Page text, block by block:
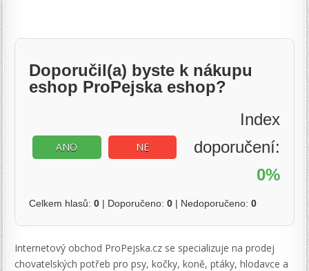
Doporučil(a) byste k nákupu
eshop ProPejska eshop?
ANO NE
Index
doporučení:
0%
Celkem hlasů:0 | Doporučeno:0 | Nedoporučeno:0
Internetový obchod ProPejska.cz se specializuje na prodej
chovatelských potřeb pro psy, kočky, koně, ptáky, hlodavce a